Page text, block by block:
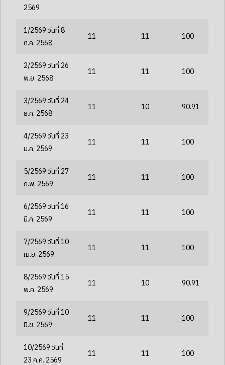
2569
1/2569 วันที่ 8
ต.ค. 2568
11 11 100
2/2569 วันที่ 26
พ.ย. 2568
11 11 100
3/2569 วันที่ 24
ธ.ค. 2568
11 10 90.91
4/2569 วันที่ 23
ม.ค. 2569
11 11 100
5/2569 วันที่ 27
ก.พ. 2569
11 11 100
6/2569 วันที่ 16
มี.ค. 2569
11 11 100
7/2569 วันที่ 10
เม.ย. 2569
11 11 100
8/2569 วันที่ 15
พ.ค. 2569
11 10 90.91
9/2569 วันที่ 10
มิ.ย. 2569
11 11 100
10/2569 วันที่
23 ก.ค. 2569
11 11 100